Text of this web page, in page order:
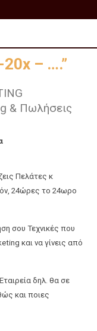
20x – ….”
& Πωλήσεις
Πελάτες κ
24ώρες το 24ωρο
σου Τεχνικές που
και να γίνεις από
δηλ. θα σε
και ποιες